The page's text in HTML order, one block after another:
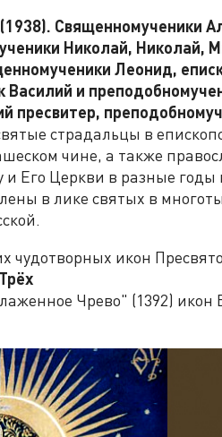
Священномученики
Николай, Николай,
Леонид,
Василий и
пресвитер,
страдальцы в
чине, а также
и Его Церкви в разные годы
в лике святых в
чудотворных икон
Трёх
Чрево" (1392) икон